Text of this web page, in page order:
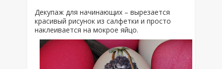
Декупаж для начинающих – вырезается
красивый рисунок из салфетки и просто
наклеивается на мокрое яйцо.